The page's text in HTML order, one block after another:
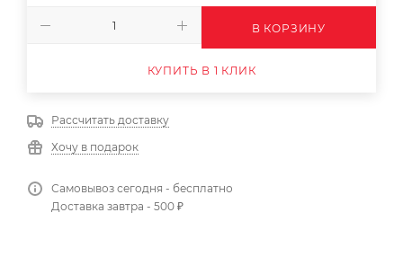
В КОРЗИНУ
КУПИТЬ В 1 КЛИК
Рассчитать доставку
Хочу в подарок
Самовывоз сегодня - бесплатно
Доставка завтра - 500 ₽